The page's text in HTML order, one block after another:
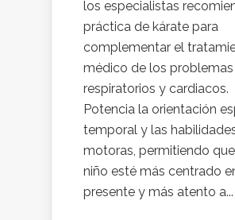
los especialistas
práctica de kárate para
complementar el
médico de los problemas
respiratorios y cardiacos.
Potencia la orientación
temporal y las
motoras, permitiendo
niño esté más centrado
presente y más atento a...